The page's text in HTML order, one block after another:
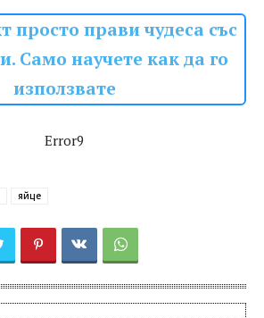
просто прави чудеса със
Само научете как да го
използвате
Error9
яйце